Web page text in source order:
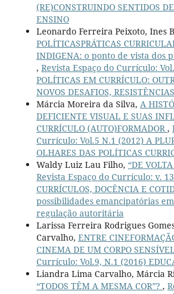
(RE)CONSTRUINDO SENTIDOS
ENSINO
Leonardo Ferreira Peixoto, Ines
POLÍTICASPRÁTICAS
INDIGENA: o ponto de vista dos
, Revista Espaço do Currículo:
POLÍTICAS EM CURRÍCULO:
NOVOS DESAFIOS,
Márcia Moreira da Silva, A
DEFICIENTE VISUAL E SUAS
CURRÍCULO (AUTO)FORMADOR,
Currículo: Vol.5 N.1 (2012) A
OLHARES DAS POLÍTICAS
Waldy Luiz Lau Filho, “DE
Revista Espaço do Currículo: v.
CURRÍCULOS, DOCÊNCIA E
possibilidades emancipatórias
regulação autoritária
Larissa Ferreira Rodrigues
Carvalho, ENTRE
CINEMA DE UM CORPO SENSÍVEL
Currículo: Vol.9, N.1 (2016)
Liandra Lima Carvalho, Márcia
“TODOS TÊM A MESMA COR”? ,